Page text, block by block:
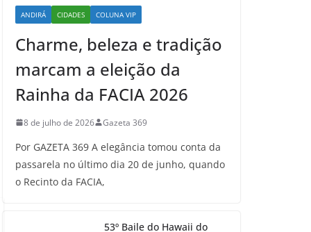
ANDIRÁ CIDADES COLUNA VIP
Charme, beleza e tradição
marcam a eleição da
Rainha da FACIA 2026
8 de julho de 2026 Gazeta 369
Por GAZETA 369 A elegância tomou conta da
passarela no último dia 20 de junho, quando
o Recinto da FACIA,
53º Baile do Hawaii do